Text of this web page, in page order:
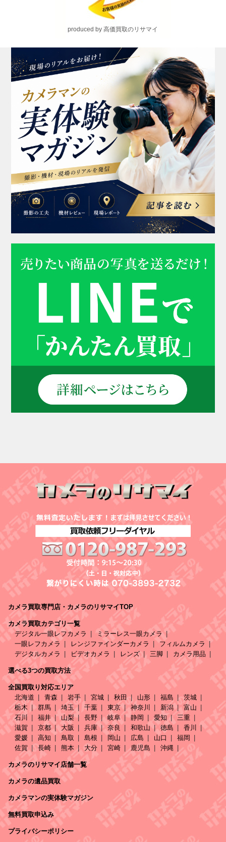
produced by 高価買取のリサマイ
カメラ買取専門店・カメラのリサマイTOP
カメラ買取カテゴリ一覧
デジタル一眼レフカメラ
ミラーレス一眼カメラ
一眼レフカメラ
レンジファインダーカメラ
フィルムカメラ
デジタルカメラ
ビデオカメラ レンズ 三脚 カメラ用品
選べる3つの買取方法
全国買取り対応エリア
北海道
青森 岩手 宮城 秋田 山形 福島
茨城
栃木
群馬 埼玉 千葉 東京 神奈川 新潟
富山
石川
福井 山梨 長野 岐阜 静岡 愛知
三重
滋賀
京都 大阪 兵庫 奈良 和歌山 徳島
香川
愛媛
高知 鳥取 島根 岡山 広島 山口
福岡
佐賀
長崎 熊本 大分 宮崎 鹿児島 沖縄
カメラのリサマイ店舗一覧
カメラの遺品買取
カメラマンの実体験マガジン
無料買取申込み
プライバシーポリシー